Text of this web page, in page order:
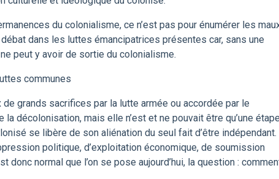
du colonialisme, ce n’est pas pour énumérer les
dans les luttes émancipatrices présentes car, sans une
peut y avoir de sortie du colonialisme.
communes
de grands sacrifices par la lutte armée ou accordée par le
décolonisation, mais elle n’est et ne pouvait être qu’une
se libère de son aliénation du seul fait d’être indépendant.
politique, d’exploitation économique, de soumission
normal que l’on se pose aujourd’hui, la question :